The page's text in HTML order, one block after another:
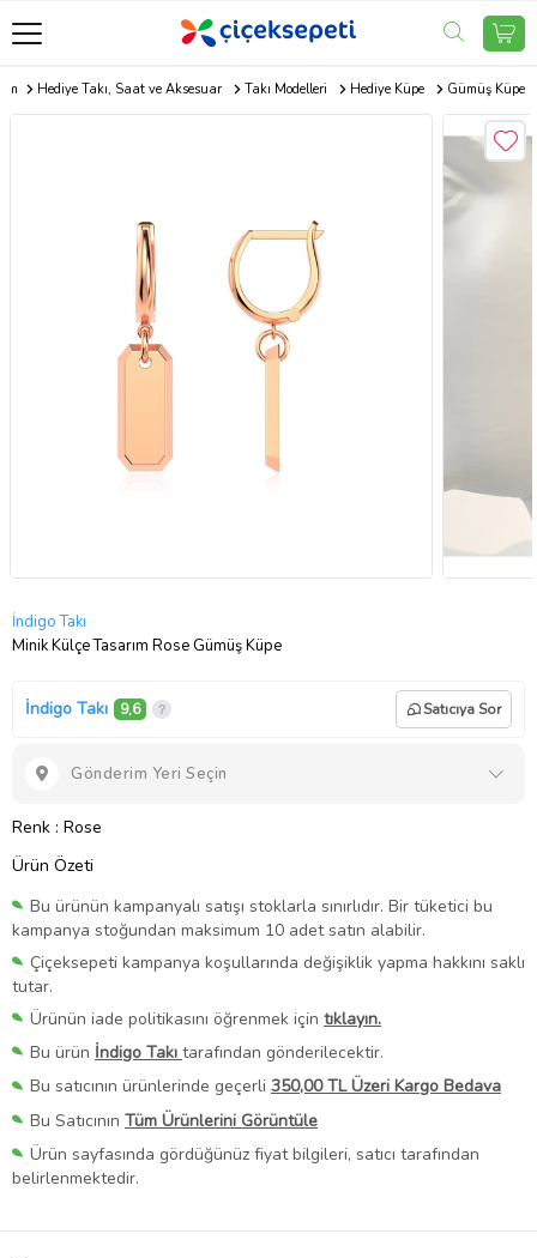
Hediye Takı, Saat ve Aksesuar Takı Modelleri Hediye Küpe Gümüş Küpe
İndigo Takı
Minik Külçe Tasarım Rose Gümüş Küpe
İndigo Takı 9,6 Satıcıya Sor
Gönderim Yeri Seçin
Renk : Rose
Ürün Özeti
Bu ürünün kampanyalı satışı stoklarla sınırlıdır. Bir tüketici bu
kampanya stoğundan maksimum 10 adet satın alabilir.
Çiçeksepeti kampanya koşullarında değişiklik yapma hakkını saklı
tutar.
Ürünün iade politikasını öğrenmek için tıklayın.
Bu ürün İndigo Takı tarafından gönderilecektir.
Bu satıcının ürünlerinde geçerli 350,00 TL Üzeri Kargo Bedava
Bu Satıcının Tüm Ürünlerini Görüntüle
Ürün sayfasında gördüğünüz fiyat bilgileri, satıcı tarafından
belirlenmektedir.